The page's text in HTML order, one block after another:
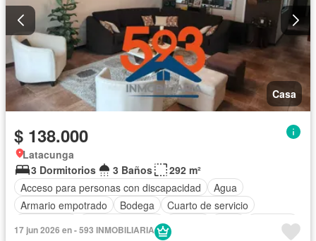
Casa
$ 138.000
Latacunga
3 Dormitorios
3 Baños
292 m²
Acceso para personas con discapacidad
Agua
Armario empotrado
Bodega
Cuarto de servicio
Estacionamiento
Conserje
17 jun 2026 en - 593 INMOBILIARIA